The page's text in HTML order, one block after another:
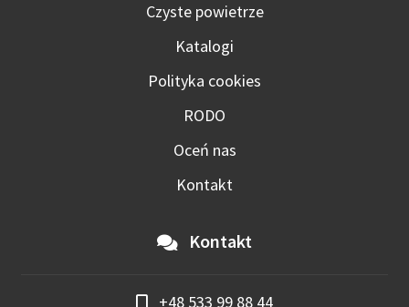
Czyste powietrze
Katalogi
Polityka cookies
RODO
Oceń nas
Kontakt
Kontakt
+48 533 99 88 44